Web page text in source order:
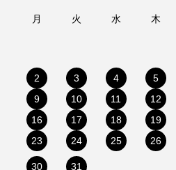
月 火 水 木
2 3 4 5
9
10 11 12
16
17 18 19
23
24 25 26
30 31